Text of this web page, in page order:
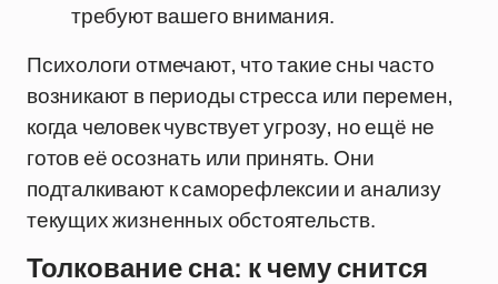
требуют вашего внимания.
Психологи отмечают, что такие сны часто
возникают в периоды стресса или перемен,
когда человек чувствует угрозу, но ещё не
готов её осознать или принять. Они
подталкивают к саморефлексии и анализу
текущих жизненных обстоятельств.
Толкование сна: к чему снится